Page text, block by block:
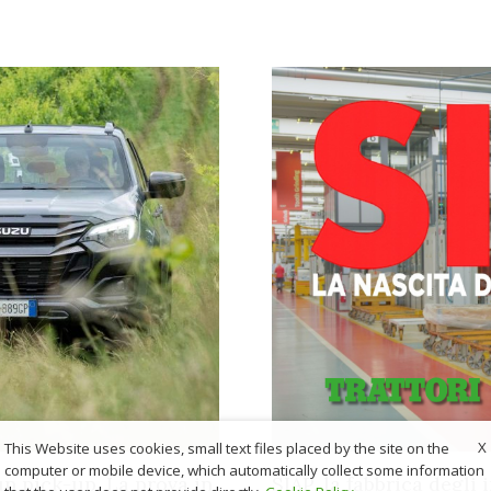
pick-up. La prova in
SIAP, la fabbrica degli
X
This Website uses cookies, small text files placed by the site on the
computer or mobile device, which automatically collect some information